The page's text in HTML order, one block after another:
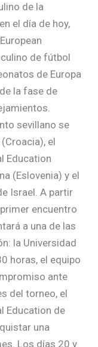
de la
el día de hoy,
de fútbol
de Europa
la fase de
sevillano se
el
Education
(Eslovenia) y el
Israel. A partir
encuentro
a una de las
la Universidad
horas, el equipo
ante
del torneo, el
Education de
una
Los días 20 y